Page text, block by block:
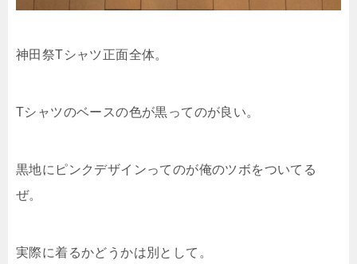
神田祭Tシャツ正面全体。
Tシャツのベースの色が黒ってのが良い。
黒地にピンクデザインってのが俺のツボをついてる
ぜ。
実際に着るかどうかは別として。